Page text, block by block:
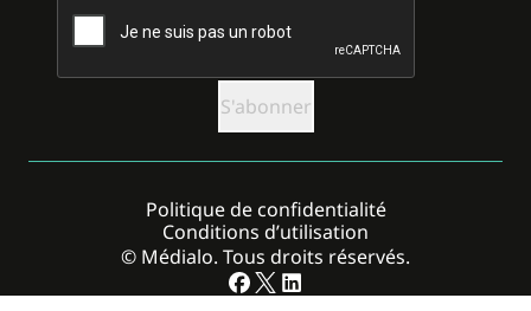
© Médialo. Tous droits réservés.
Politique de confidentialité
Conditions d’utilisation